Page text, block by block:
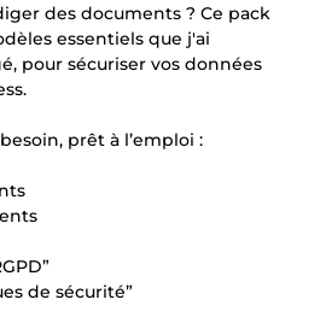
des documents ? Ce pack
essentiels que j'ai
pour sécuriser vos données
prêt à l’emploi :
de sécurité”